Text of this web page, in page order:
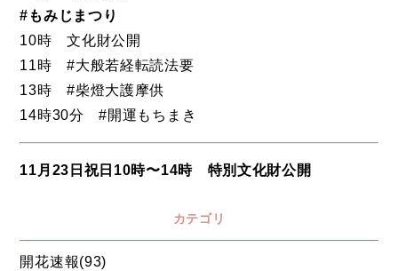
#もみじまつり
10時 文化財公開
11時 #大般若経転読法要
13時 #柴燈大護摩供
14時30分 #開運もちまき
11月23日祝日10時〜14時 特別文化財公開
カテゴリ
開花速報(93)